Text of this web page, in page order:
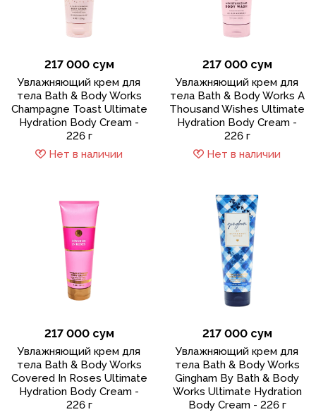
217 000 сум
Увлажняющий крем для
тела Bath & Body Works
Champagne Toast Ultimate
Hydration Body Cream -
226 г
Нет в наличии
217 000 сум
Увлажняющий крем для
тела Bath & Body Works A
Thousand Wishes Ultimate
Hydration Body Cream -
226 г
Нет в наличии
217 000 сум
Увлажняющий крем для
тела Bath & Body Works
Covered In Roses Ultimate
Hydration Body Cream -
226 г
217 000 сум
Увлажняющий крем для
тела Bath & Body Works
Gingham By Bath & Body
Works Ultimate Hydration
Body Cream - 226 г